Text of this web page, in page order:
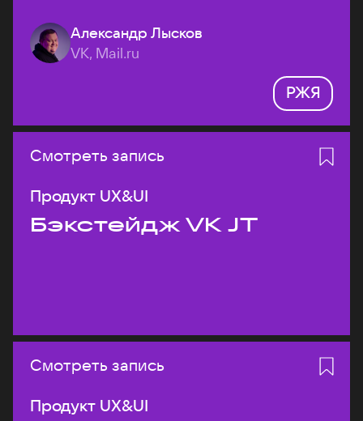
Александр Лысков
VK, Mail.ru
РЖЯ
Смотреть запись
Продукт UX&UI
Бэкстейдж VK JT
Смотреть запись
Продукт UX&UI